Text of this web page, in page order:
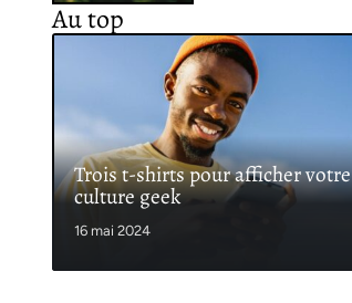
Au top
Trois t-shirts pour afficher votre
culture geek
16 mai 2024